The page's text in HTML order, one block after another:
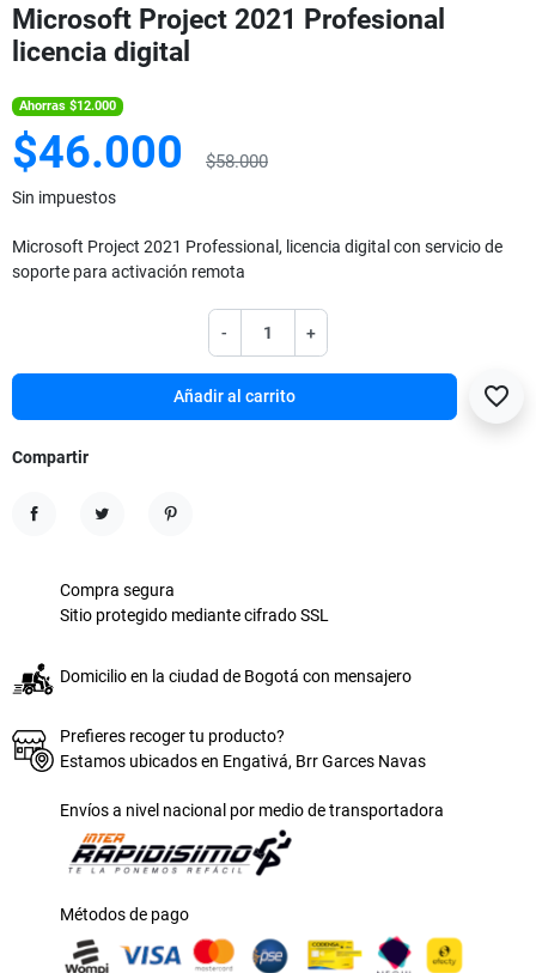
Microsoft Project 2021 Profesional
licencia digital
Ahorras $12.000
$46.000 $58.000
Sin impuestos
Microsoft Project 2021 Professional, licencia digital con servicio de
soporte para activación remota
- +
Añadir al carrito favorite_border
Compartir
Compra segura
Sitio protegido mediante cifrado SSL
Domicilio en la ciudad de Bogotá con mensajero
Prefieres recoger tu producto?
Estamos ubicados en Engativá, Brr Garces Navas
Envíos a nivel nacional por medio de transportadora
Métodos de pago